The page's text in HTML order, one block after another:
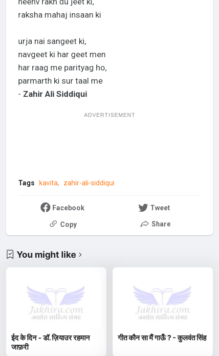
raksha mahaj insaan ki
urja nai sangeet ki,
navgeet ki har geet men
har raag me parityag ho,
parmarth ki sur taal me
- Zahir Ali Siddiqui
ADVERTISEMENT
Tags kavita zahir-ali-siddiqui
Facebook Tweet
Copy Share
You might like
ईद के दिन - डॉ. ज़ियाउर रहमान
जाफ़री
गीत कौन सा मैं गाऊँ ? - कुलवंत सिंह